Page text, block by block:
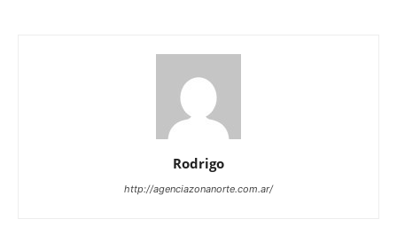
Rodrigo
http://agenciazonanorte.com.ar/